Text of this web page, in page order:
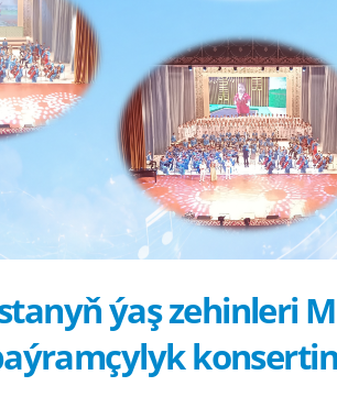
ýaş zehinleri